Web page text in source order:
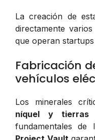
La creación de
directamente
que operan
Fabricación
vehículos
Los minerales
níquel y tierras
fundamentales de